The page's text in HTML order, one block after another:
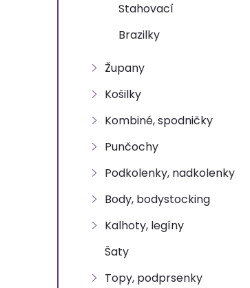
Stahovací
Brazilky
Župany
Košilky
Kombiné, spodničky
Punčochy
Podkolenky, nadkolenky
Body, bodystocking
Kalhoty, legíny
Šaty
Topy, podprsenky